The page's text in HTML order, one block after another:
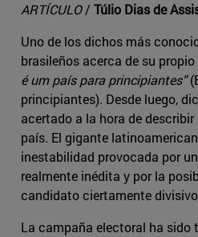
ARTÍCULO/ Túlio Dias de
Uno de los dichos más
brasileños acerca de su
é um país para principiantes”
principiantes). Desde luego,
acertado a la hora de
país. El gigante
inestabilidad provocada por
realmente inédita y por la
candidato ciertamente
La campaña electoral ha sido